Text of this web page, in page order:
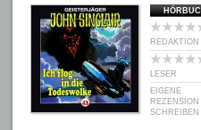
REDAKTION
LESER
EIGENE
REZENSION
SCHREIBEN